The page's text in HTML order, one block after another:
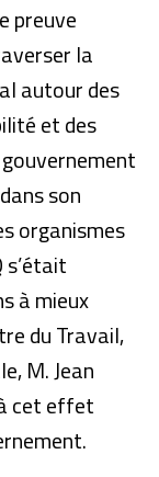
preuve
la
autour des
et des
son
organismes
à mieux
du Travail,
M. Jean
cet effet